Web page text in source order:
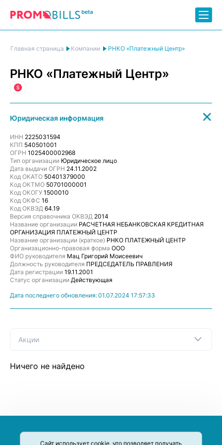
Сайт использует cookie, что позволяет получать
Главная страница Компании РНКО «Платежный Центр»
РНКО «Платежный Центр»
Юридическая информация
ИНН 2225031594
КПП 540501001
ОГРН 1025400002968
Тип организации Юридическое лицо
Дата выдачи ОГРН 24.11.2002
Код ОКАТО 50401379000
Код ОКТМО 50701000001
Код ОКОГУ 1500010
Код ОКФС 16
Код ОКВЭД 64.19
Версия справочника ОКВЭД 2014
Название организации РАСЧЕТНАЯ НЕБАНКОВСКАЯ КРЕДИТНАЯ
ОРГАНИЗАЦИЯ ПЛАТЕЖНЫЙ ЦЕНТР
Название организации (краткое) РНКО ПЛАТЕЖНЫЙ ЦЕНТР
Организационно-правовая форма ООО
ФИО руководителя Мац Григорий Моисеевич
Должность руководителя ПРЕДСЕДАТЕЛЬ ПРАВЛЕНИЯ
Дата регистрации 19.11.2001
Статус организации Действующая
Дата последнего обновления:01.07.2024 17:57:33
Акции
Ничего не найдено